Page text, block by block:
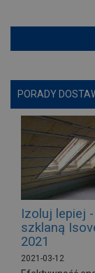
PORADY
Izoluj lepiej
szklaną
2021
2021-03-12